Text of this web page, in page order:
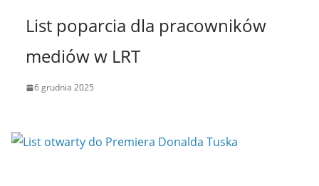
List poparcia dla pracowników
mediów w LRT
6 grudnia 2025